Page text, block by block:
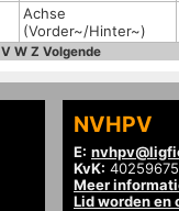
Achse
(Vorder~/Hinter~)
V W Z Volgende
NVHPV
E:
KvK: 40259675
Meer
Lid worden en